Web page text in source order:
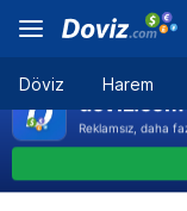
Döviz Harem